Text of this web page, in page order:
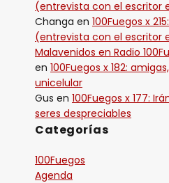
(entrevista con el escritor
Changa en 100Fuegos x
(entrevista con el escritor
Malavenidos en Radio
en 100Fuegos x 182:
unicelular
Gus en 100Fuegos x 177:
seres despreciables
Categorías
100Fuegos
Agenda